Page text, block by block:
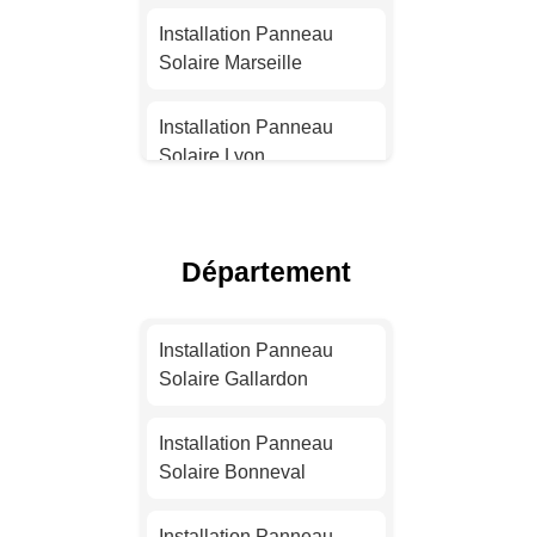
Installation Panneau
Solaire Marseille
Installation Panneau
Solaire Lyon
Solaire Nice
Solaire Nantes
Solaire Strasbourg
Département
Installation Panneau
Solaire Gallardon
Installation Panneau
Solaire Bonneval